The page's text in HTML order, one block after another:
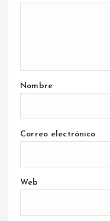
Nombre
Correo electrónico
Web